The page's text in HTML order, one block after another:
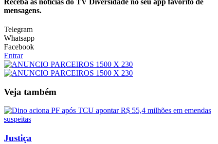
mensagens.
Telegram
Whatsapp
Facebook
Entrar
Veja também
Justiça